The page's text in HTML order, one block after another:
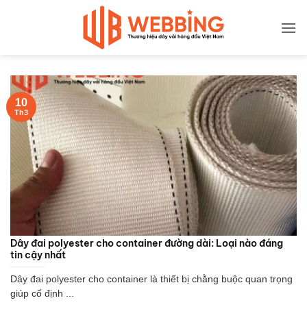
Dây đai polyester cho container đường dài: Loại nào đáng
tin cậy nhất
Dây đai polyester cho container là thiết bị chằng buộc quan trọng
giúp cố định ...
10
Th3